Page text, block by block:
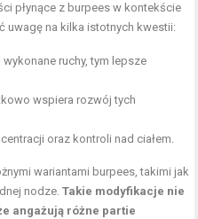
płynące z burpees w kontekście
uwagę na kilka istotnych kwestii:
ruchy, tym lepsze
wspiera rozwój tych
oraz kontroli nad ciałem.
wariantami burpees, takimi jak
nodze.Takie modyfikacje nie
angażują różne partie